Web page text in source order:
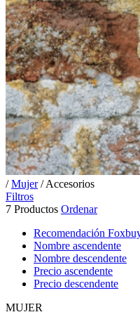
/Mujer/ Accesorios
Filtros
7 Productos Ordenar
Recomendación
Nombre ascendente
Nombre descendente
Precio ascendente
Precio descendente
MUJER